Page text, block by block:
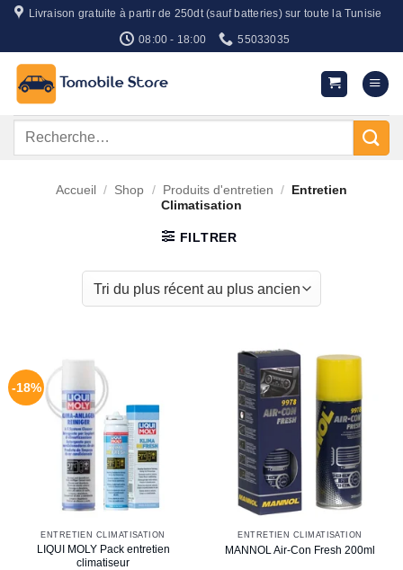
Passer
contenu
Livraison gratuite à partir de 250dt (sauf batteries) sur toute la Tunisie
08:00 - 18:00 55033035
Recherche
Accueil / Shop / Produits d'entretien / Entretien
Climatisation
FILTRER
-18%
ENTRETIEN CLIMATISATION
LIQUI MOLY Pack entretien
climatiseur
ENTRETIEN CLIMATISATION
MANNOL Air-Con Fresh 200ml